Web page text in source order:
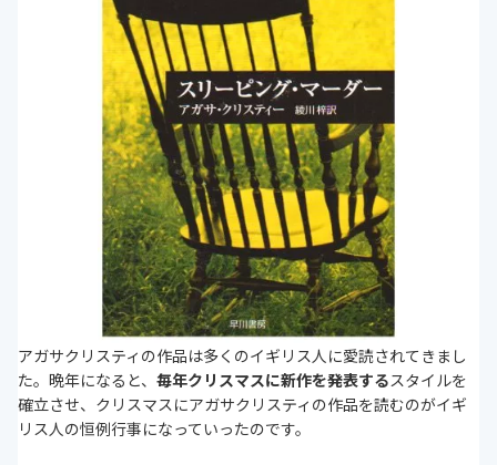
アガサクリスティの作品は多くのイギリス人に愛読されてきまし
た。晩年になると、 毎年クリスマスに新作を発表するスタイルを
確立させ、クリスマスにアガサクリスティの作品を読むのがイギ
リス人の恒例行事になっていったのです。